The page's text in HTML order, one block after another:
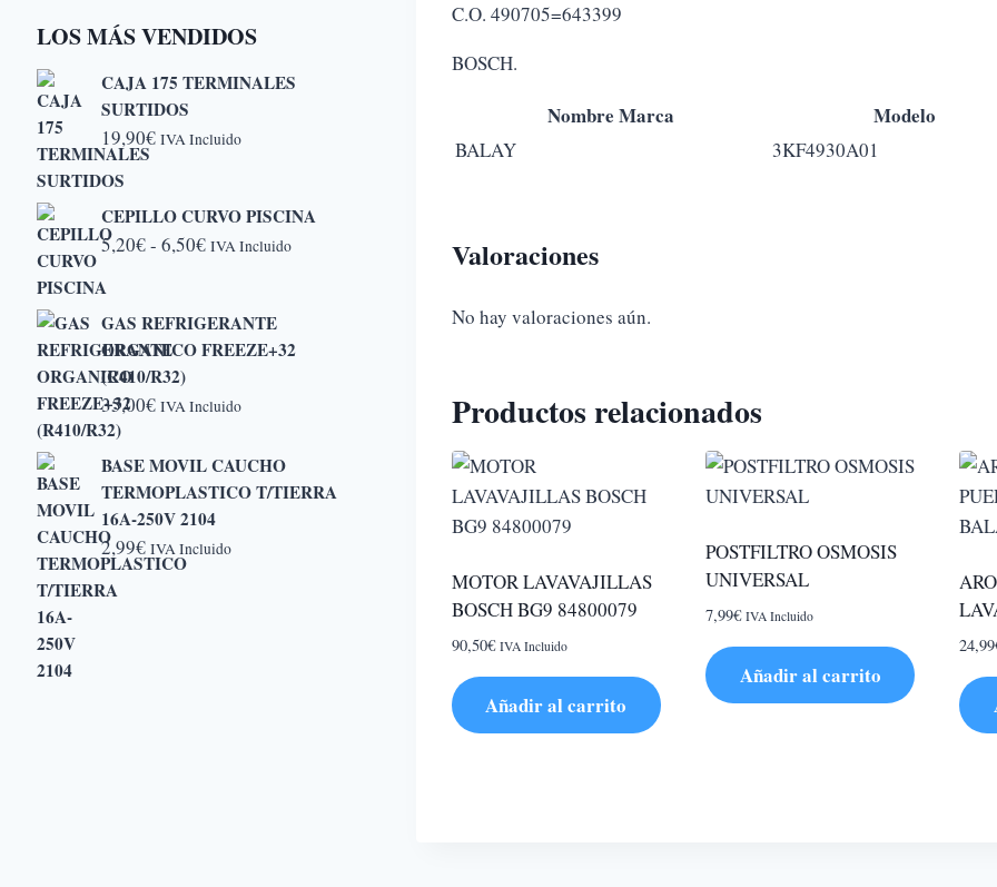
C.O. 490705=643399
BOSCH.
Nombre Marca Modelo
BALAY 3KF4930A01
Valoraciones
No hay valoraciones aún.
Productos relacionados
MOTOR LAVAVAJILLAS
BOSCH BG9 84800079
90,50€ IVA Incluido
Añadir al carrito
POSTFILTRO OSMOSIS
UNIVERSAL
7,99€ IVA Incluido
Añadir al carrito
24,99
LOS MÁS VENDIDOS
CAJA 175 TERMINALES
SURTIDOS
19,90€ IVA Incluido
CEPILLO CURVO PISCINA
5,20€- 6,50€Rango
desde
5,20€
IVA Incluido
GAS REFRIGERANTE
ORGANICO FREEZE+32
(R410/R32)
35,00€ IVA Incluido
BASE MOVIL CAUCHO
TERMOPLASTICO T/TIERRA
16A-250V 2104
2,99€ IVA Incluido